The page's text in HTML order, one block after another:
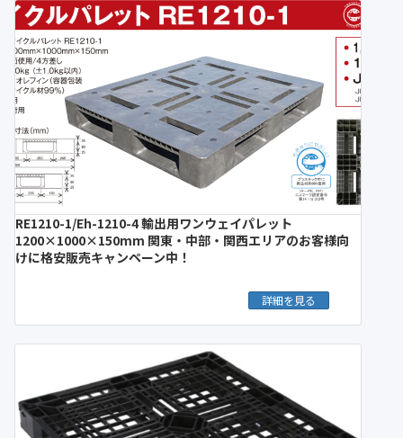
RE1210-1/Eh-1210-4 輸出用ワンウェイパレット
1200×1000×150mm 関東・中部・関西エリアのお客様向
けに格安販売キャンペーン中！
詳細を見る